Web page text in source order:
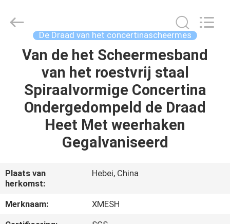
HUIS
PRODUCTEN
ONGEVEER
FABRIEKSREIS
KWALITEITSCONTROLE
Reserved.
De Draad van het concertinascheermes
Van de het Scheermesband
van het roestvrij staal
Spiraalvormige Concertina
Ondergedompeld de Draad
Heet Met weerhaken
Gegalvaniseerd
Plaats van
herkomst:
Hebei, China
Merknaam:
XMESH